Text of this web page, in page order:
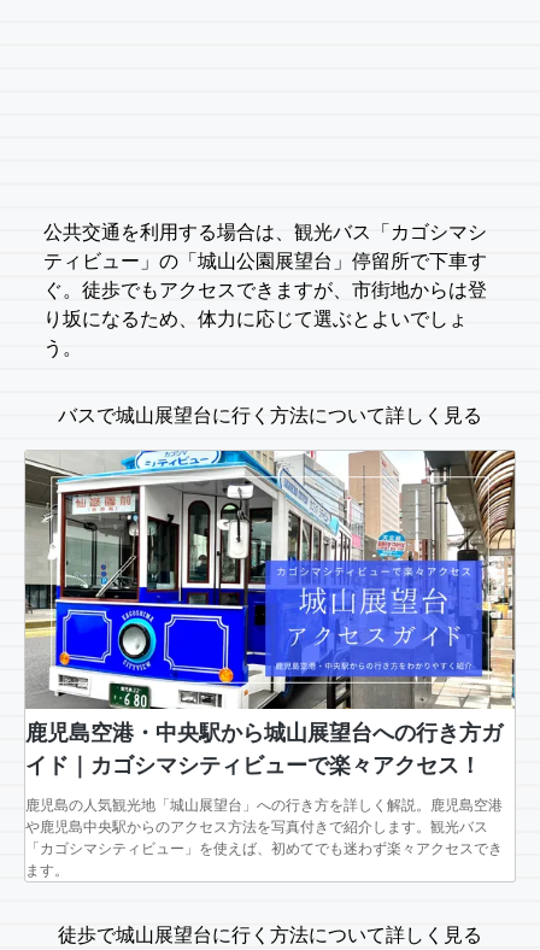
公共交通を利用する場合は、観光バス「カゴシマシ
ティビュー」の「城山公園展望台」停留所で下車す
ぐ。徒歩でもアクセスできますが、市街地からは登
り坂になるため、体力に応じて選ぶとよいでしょ
う。
バスで城山展望台に行く方法について詳しく見る
鹿児島空港・中央駅から城山展望台への行き方ガ
イド｜カゴシマシティビューで楽々アクセス！
鹿児島の人気観光地「城山展望台」への行き方を詳しく解説。鹿児島空港
や鹿児島中央駅からのアクセス方法を写真付きで紹介します。観光バス
「カゴシマシティビュー」を使えば、初めてでも迷わず楽々アクセスでき
ます。
徒歩で城山展望台に行く方法について詳しく見る